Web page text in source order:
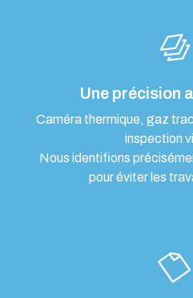
Une précision
Caméra thermique, gaz
inspection
Nous identifions
pour éviter les